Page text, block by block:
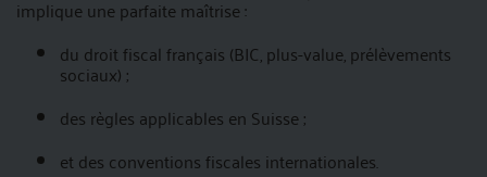
implique une parfaite maîtrise :
du droit fiscal français (BIC, plus-value, prélèvements
sociaux) ;
des règles applicables en Suisse ;
et des conventions fiscales internationales.